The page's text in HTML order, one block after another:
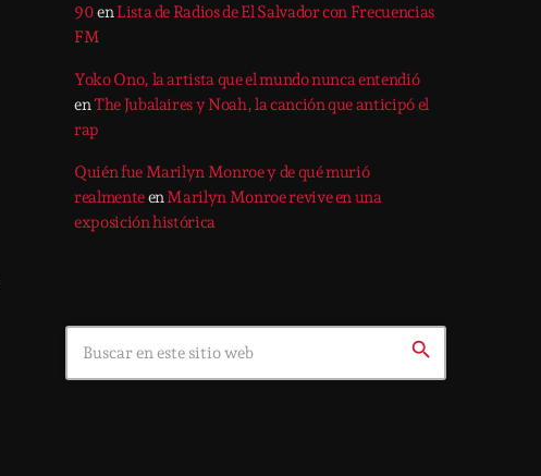
90enLista de Radios de El Salvador con Frecuencias
FM
Yoko Ono, la artista que el mundo nunca entendió
enThe Jubalaires y Noah, la canción que anticipó el
rap
Quién fue Marilyn Monroe y de qué murió
realmenteenMarilyn Monroe revive en una
exposición histórica
search